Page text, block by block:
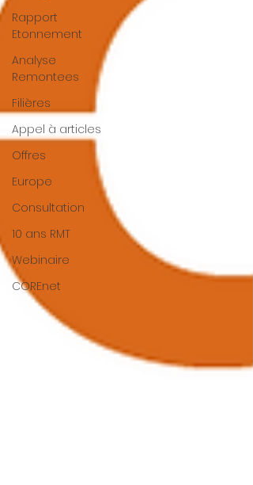
Rapport
Etonnement
Analyse
Remontees
Filières
Appel à articles
Offres
Europe
Consultation
10 ans RMT
Webinaire
COREnet